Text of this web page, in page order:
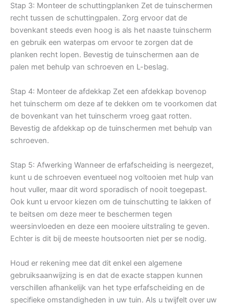
Stap 3: Monteer de schuttingplanken Zet de tuinschermen
recht tussen de schuttingpalen. Zorg ervoor dat de
bovenkant steeds even hoog is als het naaste tuinscherm
en gebruik een waterpas om ervoor te zorgen dat de
planken recht lopen. Bevestig de tuinschermen aan de
palen met behulp van schroeven en L-beslag.
Stap 4: Monteer de afdekkap Zet een afdekkap bovenop
het tuinscherm om deze af te dekken om te voorkomen dat
de bovenkant van het tuinscherm vroeg gaat rotten.
Bevestig de afdekkap op de tuinschermen met behulp van
schroeven.
Stap 5: Afwerking Wanneer de erfafscheiding is neergezet,
kunt u de schroeven eventueel nog voltooien met hulp van
hout vuller, maar dit word sporadisch of nooit toegepast.
Ook kunt u ervoor kiezen om de tuinschutting te lakken of
te beitsen om deze meer te beschermen tegen
weersinvloeden en deze een mooiere uitstraling te geven.
Echter is dit bij de meeste houtsoorten niet per se nodig.
Houd er rekening mee dat dit enkel een algemene
gebruiksaanwijzing is en dat de exacte stappen kunnen
verschillen afhankelijk van het type erfafscheiding en de
specifieke omstandigheden in uw tuin. Als u twijfelt over uw